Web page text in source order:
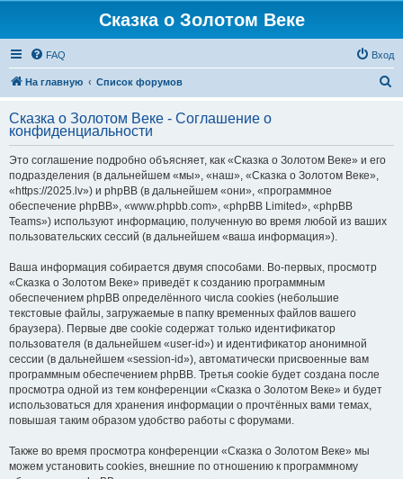
Сказка о Золотом Веке
FAQ Вход
На главную Список форумов
с
Сказка о Золотом Веке - Соглашение о
конфиденциальности
Это соглашение подробно объясняет, как «Сказка о Золотом Веке» и его
подразделения (в дальнейшем «мы», «наш», «Сказка о Золотом Веке»,
«https://2025.lv») и phpBB (в дальнейшем «они», «программное
обеспечение phpBB», «www.phpbb.com», «phpBB Limited», «phpBB
Teams») используют информацию, полученную во время любой из ваших
пользовательских сессий (в дальнейшем «ваша информация»).
Ваша информация собирается двумя способами. Во-первых, просмотр
«Сказка о Золотом Веке» приведёт к созданию программным
обеспечением phpBB определённого числа cookies (небольшие
текстовые файлы, загружаемые в папку временных файлов вашего
браузера). Первые две cookie содержат только идентификатор
пользователя (в дальнейшем «user-id») и идентификатор анонимной
сессии (в дальнейшем «session-id»), автоматически присвоенные вам
программным обеспечением phpBB. Третья cookie будет создана после
просмотра одной из тем конференции «Сказка о Золотом Веке» и будет
использоваться для хранения информации о прочтённых вами темах,
повышая таким образом удобство работы с форумами.
Также во время просмотра конференции «Сказка о Золотом Веке» мы
можем установить cookies, внешние по отношению к программному